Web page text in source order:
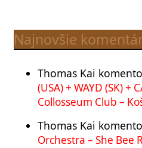
Najnovšie
Thomas Kai
(USA) + WAYD (SK) +
Collosseum Club –
Thomas Kai
Orchestra – She Bee